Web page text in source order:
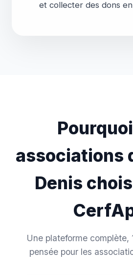
associations
Denis
Une plateforme complète,
pensée pour les